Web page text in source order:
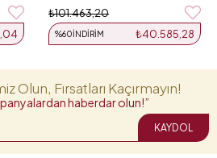
₺40.585,28
%60İNDIRIM
₺101.463,20
Olun, Fırsatları Kaçırmayın!
haberdar olun!”
KAYDOL